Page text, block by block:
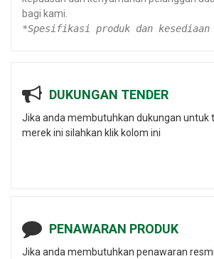
bagi kami.
*Spesifikasi produk dan kesediaan
DUKUNGAN TENDER
Jika anda membutuhkan dukungan untuk
merek ini silahkan klik kolom ini
PENAWARAN PRODUK
Jika anda membutuhkan penawaran